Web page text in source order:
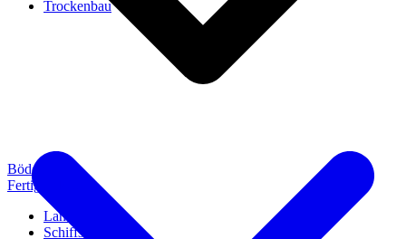
Trockenbau
Böden
Fertigparkett
Landhausdiele
Schiffsboden